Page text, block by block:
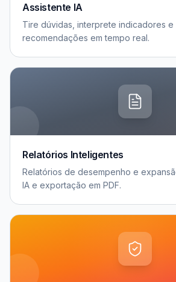
Assistente IA
Tire dúvidas, interprete indicadores e
recomendações em tempo real.
Relatórios Inteligentes
Relatórios de desempenho e
IA e exportação em PDF.